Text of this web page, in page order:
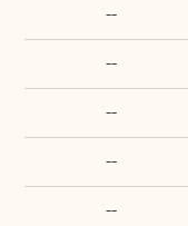
--
--
--
--
--